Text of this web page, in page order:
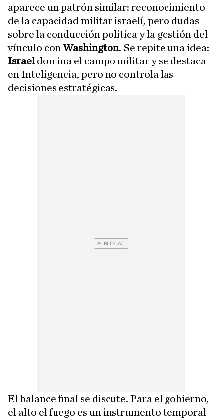
aparece un patrón similar: reconocimiento
de la capacidad militar israelí, pero dudas
sobre la conducción política y la gestión del
vínculo con Washington. Se repite una idea:
Israeldomina el campo militar y se destaca
en Inteligencia, pero no controla las
decisiones estratégicas.
El balance final se discute. Para el gobierno,
el alto el fuego es un instrumento temporal